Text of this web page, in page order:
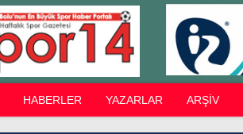
HABERLER YAZARLAR ARŞİV